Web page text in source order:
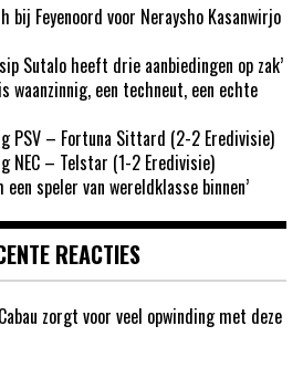
bij Feyenoord voor Neraysho Kasanwirjo
Sutalo heeft drie aanbiedingen op zak’
waanzinnig, een techneut, een echte
PSV – Fortuna Sittard (2-2 Eredivisie)
NEC – Telstar (1-2 Eredivisie)
speler van wereldklasse binnen’
REACTIES
zorgt voor veel opwinding met deze